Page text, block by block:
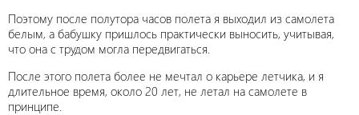
Поэтому после полутора часов полета я выходил из самолета
белым, а бабушку пришлось практически выносить, учитывая,
что она с трудом могла передвигаться.
После этого полета более не мечтал о карьере летчика, и я
длительное время, около 20 лет, не летал на самолете в
принципе.